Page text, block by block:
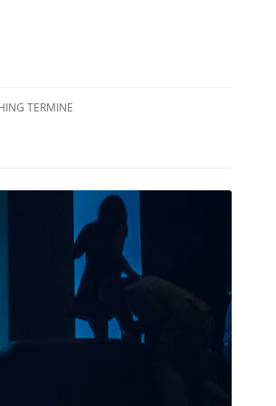
TERMINE